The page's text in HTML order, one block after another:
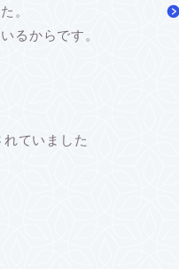
。
るからです。
ていました